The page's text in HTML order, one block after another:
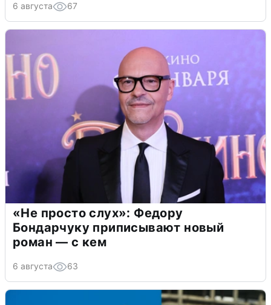
6 августа 67
«Не просто слух»: Федору
Бондарчуку приписывают новый
роман — с кем
6 августа 63